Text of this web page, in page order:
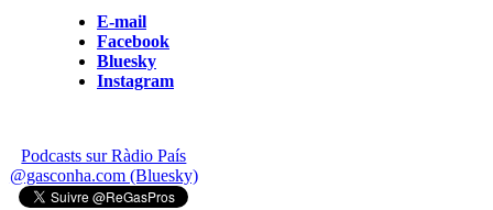
E-mail
Facebook
Bluesky
Instagram
Podcasts sur Ràdio País
@gasconha.com (Bluesky)